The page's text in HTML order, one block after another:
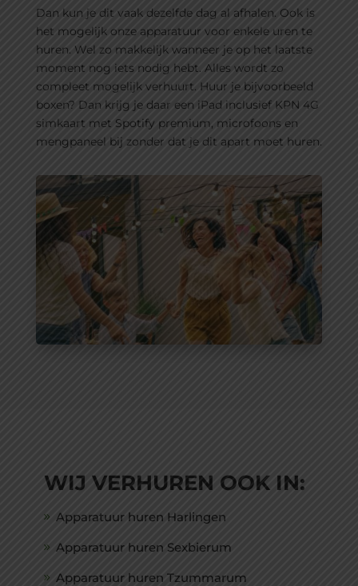
Dan kun je dit vaak dezelfde dag al afhalen. Ook is
het mogelijk onze apparatuur voor enkele uren te
huren. Wel zo makkelijk wanneer je op het laatste
moment nog iets nodig hebt. Alles wordt zo
compleet mogelijk verhuurt. Huur je bijvoorbeeld
boxen? Dan krijg je daar een iPad inclusief KPN 4G
simkaart met Spotify premium, microfoons en
mengpaneel bij zonder dat je dit apart moet huren.
WIJ VERHUREN OOK IN:
Apparatuur huren Harlingen
Apparatuur huren Sexbierum
Apparatuur huren Tzummarum